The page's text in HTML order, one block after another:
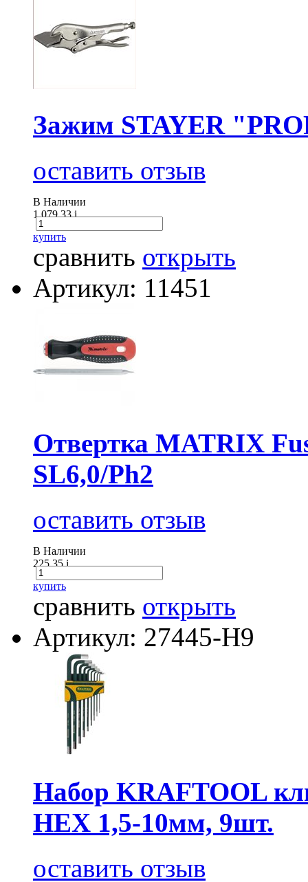
Зажим STAYER
оставить отзыв
В Наличии
1 079.33i
купить
сравнить открыть
Артикул: 11451
Отвертка MATRIX
SL6,0/Ph2
оставить отзыв
В Наличии
225.35i
купить
сравнить открыть
Артикул: 27445-H9
Набор KRAFTOOL
HEX 1,5-10мм, 9шт.
оставить отзыв